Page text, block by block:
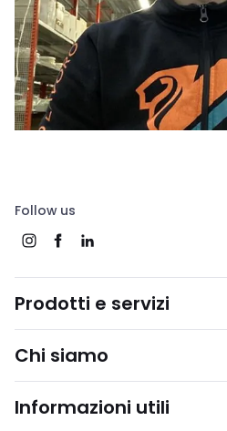
Follow us
Prodotti e servizi
Chi siamo
Informazioni utili